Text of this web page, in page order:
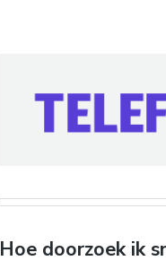
Hoe doorzoek ik